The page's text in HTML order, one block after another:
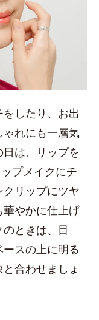
したり、お出
れにも一層気
は、リップを
プメイクにチ
リップにツヤ
やかに仕上げ
ときは、目
スの上に明る
合わせましょ